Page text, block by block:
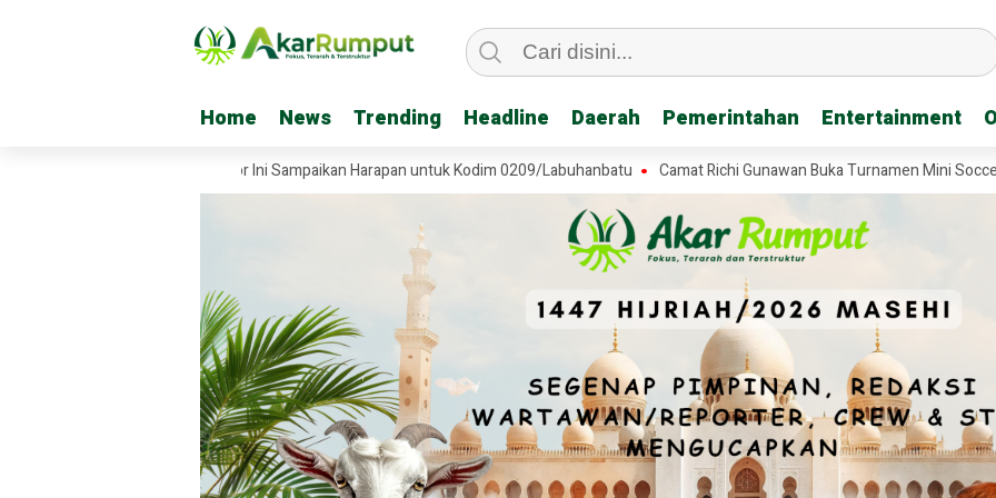
Home News Trending Headline Daerah Pemerintahan Entertainment
Home News Trending Headline Daerah Pemerintahan Entertainment
Garuda, Tiga Kreator Ini Sampaikan Harapan untuk Kodim 0209/Labuhanbatu Camat Richi Gunawan Buka Turnamen Mini Soccer SD di